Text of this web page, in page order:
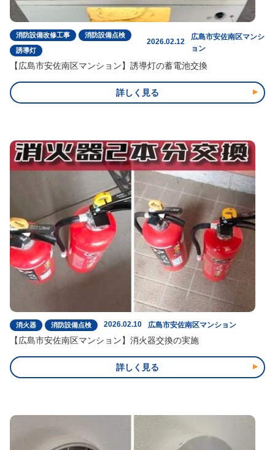
消防設備改修工事 消防設備点検
誘導灯
2026.02.12
広島市安佐南区マンシ
ョン
【広島市安佐南区マンション】誘導灯の蓄電池交換
詳しく見る
消火器 消防設備点検 2026.02.10 広島市安佐南区マンション
【広島市安佐南区マンション】消火器交換の実施
詳しく見る